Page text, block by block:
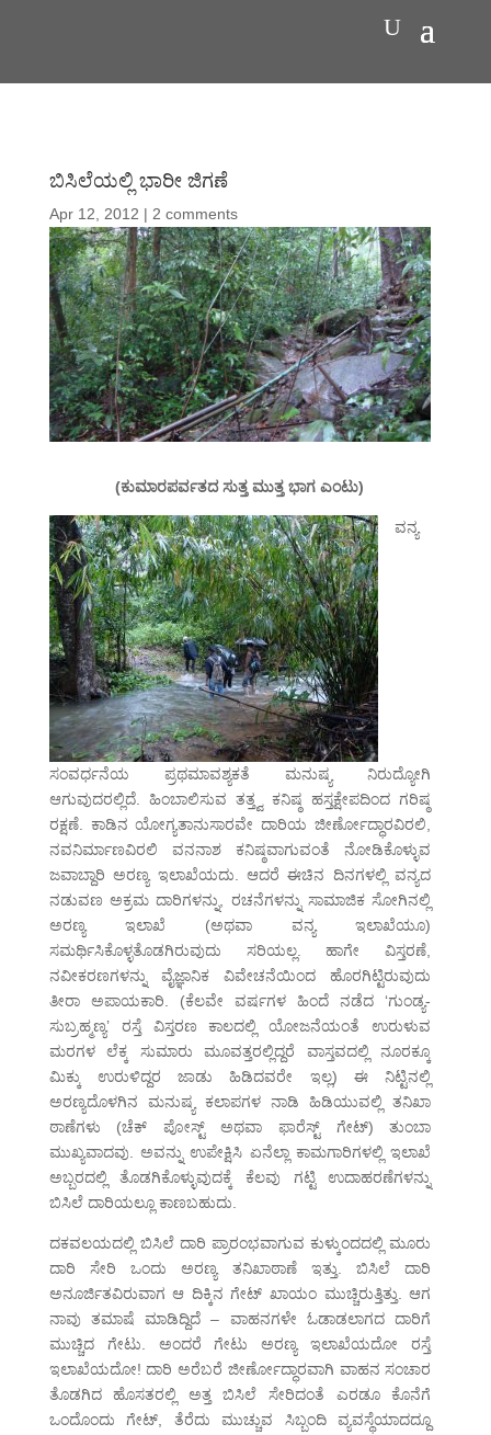
ಬಿಸಿಲೆಯಲ್ಲಿ ಭಾರೀ ಜಿಗಣೆ
Apr 12, 2012 | 2 comments
(ಕುಮಾರಪರ್ವತದ ಸುತ್ತ ಮುತ್ತ ಭಾಗ ಎಂಟು)
ವನ್ಯ
ಸಂವರ್ಧನೆಯ ಪ್ರಥಮಾವಶ್ಯಕತೆ ಮನುಷ್ಯ ನಿರುದ್ಯೋಗಿ
ಆಗುವುದರಲ್ಲಿದೆ. ಹಿಂಬಾಲಿಸುವ ತತ್ತ್ವ ಕನಿಷ್ಠ ಹಸ್ತಕ್ಷೇಪದಿಂದ ಗರಿಷ್ಠ
ರಕ್ಷಣೆ. ಕಾಡಿನ ಯೋಗ್ಯತಾನುಸಾರವೇ ದಾರಿಯ ಜೀರ್ಣೋದ್ಧಾರವಿರಲಿ,
ನವನಿರ್ಮಾಣವಿರಲಿ ವನನಾಶ ಕನಿಷ್ಠವಾಗುವಂತೆ ನೋಡಿಕೊಳ್ಳುವ
ಜವಾಬ್ದಾರಿ ಅರಣ್ಯ ಇಲಾಖೆಯದು. ಆದರೆ ಈಚಿನ ದಿನಗಳಲ್ಲಿ ವನ್ಯದ
ನಡುವಣ ಅಕ್ರಮ ದಾರಿಗಳನ್ನು, ರಚನೆಗಳನ್ನು ಸಾಮಾಜಿಕ ಸೋಗಿನಲ್ಲಿ
ಅರಣ್ಯ ಇಲಾಖೆ (ಅಥವಾ ವನ್ಯ ಇಲಾಖೆಯೂ)
ಸಮರ್ಥಿಸಿಕೊಳ್ಳತೊಡಗಿರುವುದು ಸರಿಯಲ್ಲ. ಹಾಗೇ ವಿಸ್ತರಣೆ,
ನವೀಕರಣಗಳನ್ನು ವೈಜ್ಞಾನಿಕ ವಿವೇಚನೆಯಿಂದ ಹೊರಗಿಟ್ಟಿರುವುದು
ತೀರಾ ಅಪಾಯಕಾರಿ. (ಕೆಲವೇ ವರ್ಷಗಳ ಹಿಂದೆ ನಡೆದ ‘ಗುಂಡ್ಯ-
ಸುಬ್ರಹ್ಮಣ್ಯ’ ರಸ್ತೆ ವಿಸ್ತರಣ ಕಾಲದಲ್ಲಿ ಯೋಜನೆಯಂತೆ ಉರುಳುವ
ಮರಗಳ ಲೆಕ್ಕ ಸುಮಾರು ಮೂವತ್ತರಲ್ಲಿದ್ದರೆ ವಾಸ್ತವದಲ್ಲಿ ನೂರಕ್ಕೂ
ಮಿಕ್ಕು ಉರುಳಿದ್ದರ ಜಾಡು ಹಿಡಿದವರೇ ಇಲ್ಲ) ಈ ನಿಟ್ಟಿನಲ್ಲಿ
ಅರಣ್ಯದೊಳಗಿನ ಮನುಷ್ಯ ಕಲಾಪಗಳ ನಾಡಿ ಹಿಡಿಯುವಲ್ಲಿ ತನಿಖಾ
ಠಾಣೆಗಳು (ಚೆಕ್ ಪೋಸ್ಟ್ ಅಥವಾ ಫಾರೆಸ್ಟ್ ಗೇಟ್) ತುಂಬಾ
ಮುಖ್ಯವಾದವು. ಅವನ್ನು ಉಪೇಕ್ಷಿಸಿ ಏನೆಲ್ಲಾ ಕಾಮಗಾರಿಗಳಲ್ಲಿ ಇಲಾಖೆ
ಅಬ್ಬರದಲ್ಲಿ ತೊಡಗಿಕೊಳ್ಳುವುದಕ್ಕೆ ಕೆಲವು ಗಟ್ಟಿ ಉದಾಹರಣೆಗಳನ್ನು
ಬಿಸಿಲೆ ದಾರಿಯಲ್ಲೂ ಕಾಣಬಹುದು.
ದಕವಲಯದಲ್ಲಿ ಬಿಸಿಲೆ ದಾರಿ ಪ್ರಾರಂಭವಾಗುವ ಕುಳ್ಕುಂದದಲ್ಲಿ ಮೂರು
ದಾರಿ ಸೇರಿ ಒಂದು ಅರಣ್ಯ ತನಿಖಾಠಾಣೆ ಇತ್ತು. ಬಿಸಿಲೆ ದಾರಿ
ಅನೂರ್ಜಿತವಿರುವಾಗ ಆ ದಿಕ್ಕಿನ ಗೇಟ್ ಖಾಯಂ ಮುಚ್ಚಿರುತ್ತಿತ್ತು. ಆಗ
ನಾವು ತಮಾಷೆ ಮಾಡಿದ್ದಿದೆ – ವಾಹನಗಳೇ ಓಡಾಡಲಾಗದ ದಾರಿಗೆ
ಮುಚ್ಚಿದ ಗೇಟು. ಅಂದರೆ ಗೇಟು ಅರಣ್ಯ ಇಲಾಖೆಯದೋ ರಸ್ತೆ
ಇಲಾಖೆಯದೋ! ದಾರಿ ಅರೆಬರೆ ಜೀರ್ಣೋದ್ಧಾರವಾಗಿ ವಾಹನ ಸಂಚಾರ
ತೊಡಗಿದ ಹೊಸತರಲ್ಲಿ ಅತ್ತ ಬಿಸಿಲೆ ಸೇರಿದಂತೆ ಎರಡೂ ಕೊನೆಗೆ
ಒಂದೊಂದು ಗೇಟ್, ತೆರೆದು ಮುಚ್ಚುವ ಸಿಬ್ಬಂದಿ ವ್ಯವಸ್ಥೆಯಾದದ್ದೂ